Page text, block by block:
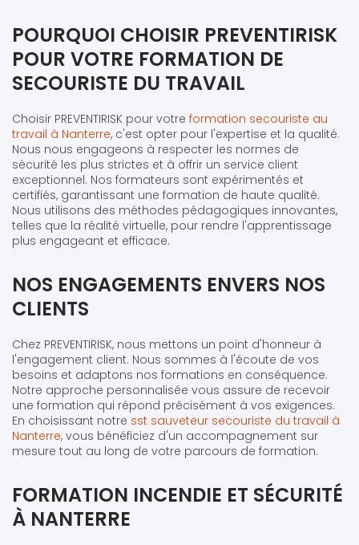
POURQUOI CHOISIR PREVENTIRISK
POUR VOTRE FORMATION DE
SECOURISTE DU TRAVAIL
Choisir PREVENTIRISK pour votre formation secouriste au
travail à Nanterre, c'est opter pour l'expertise et la qualité.
Nous nous engageons à respecter les normes de
sécurité les plus strictes et à offrir un service client
exceptionnel. Nos formateurs sont expérimentés et
certifiés, garantissant une formation de haute qualité.
Nous utilisons des méthodes pédagogiques innovantes,
telles que la réalité virtuelle, pour rendre l'apprentissage
plus engageant et efficace.
NOS ENGAGEMENTS ENVERS NOS
CLIENTS
Chez PREVENTIRISK, nous mettons un point d'honneur à
l'engagement client. Nous sommes à l'écoute de vos
besoins et adaptons nos formations en conséquence.
Notre approche personnalisée vous assure de recevoir
une formation qui répond précisément à vos exigences.
En choisissant notre sst sauveteur secouriste du travail à
Nanterre, vous bénéficiez d'un accompagnement sur
mesure tout au long de votre parcours de formation.
FORMATION INCENDIE ET SÉCURITÉ
À NANTERRE